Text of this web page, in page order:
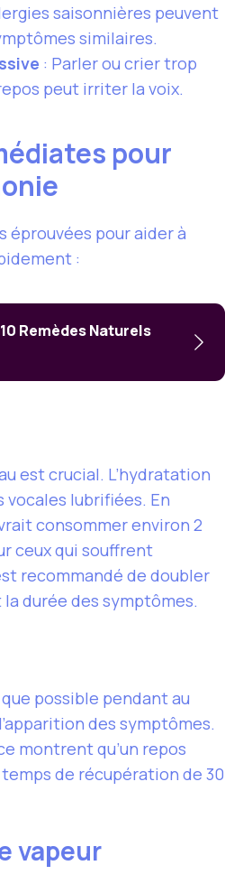
saisonnières peuvent
similaires.
: Parler ou crier trop
peut irriter la voix.
pour
éprouvées pour aider à
:
Remèdes Naturels
est crucial. L’hydratation
vocales lubrifiées. En
consommer environ 2
ceux qui souffrent
recommandé de doubler
durée des symptômes.
possible pendant au
des symptômes.
montrent qu’un repos
de récupération de 30
vapeur